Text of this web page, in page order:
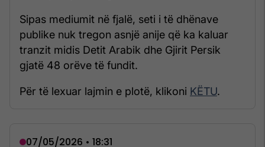
Sipas mediumit në fjalë, seti i të dhënave
publike nuk tregon asnjë anije që ka kaluar
tranzit midis Detit Arabik dhe Gjirit Persik
gjatë 48 orëve të fundit.
Për të lexuar lajmin e plotë, klikoni KËTU.
07/05/2026 • 18:31